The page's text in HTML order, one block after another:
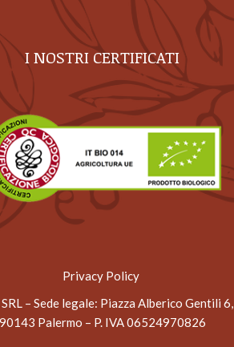
I NOSTRI CERTIFICATI
Privacy Policy
– Sede legale: Piazza Alberico Gentili 6,
90143 Palermo – P. IVA 06524970826